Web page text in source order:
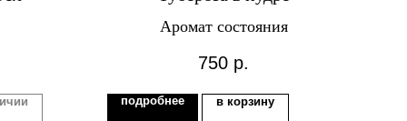
Аромат состояния
750 р.
подробнее в корзину